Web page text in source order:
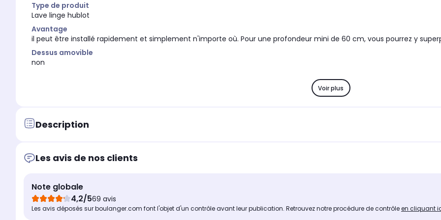
Type de produit
Lave linge hublot
Avantage
il peut être installé rapidement et simplement n'importe où. Pour une profondeur mini de 60 cm, vous pourrez y
Dessus amovible
non
Voir plus
Description
Les avis de nos clients
Note globale
4,2/569 avis
Les avis déposés sur boulanger.com font l'objet d'un contrôle avant leur publication. Retrouvez notre procédure de contrôleen cliquant